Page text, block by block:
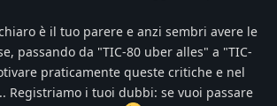
è il tuo parere e anzi sembri avere le
passando da "TIC-80 uber alles" a "TIC-
praticamente queste critiche e nel
Registriamo i tuoi dubbi: se vuoi passare